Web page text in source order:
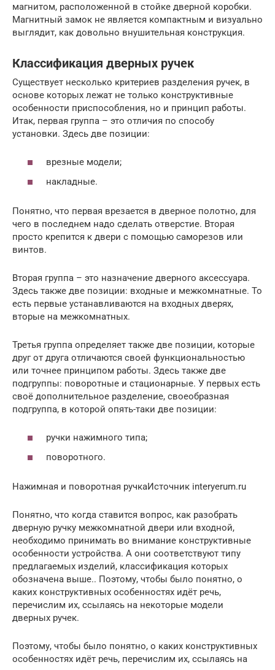
магнитом, расположенной в стойке дверной коробки.
Магнитный замок не является компактным и визуально
выглядит, как довольно внушительная конструкция.
Классификация дверных ручек
Существует несколько критериев разделения ручек, в
основе которых лежат не только конструктивные
особенности приспособления, но и принцип работы.
Итак, первая группа – это отличия по способу
установки. Здесь две позиции:
врезные модели;
накладные.
Понятно, что первая врезается в дверное полотно, для
чего в последнем надо сделать отверстие. Вторая
просто крепится к двери с помощью саморезов или
винтов.
Вторая группа – это назначение дверного аксессуара.
Здесь также две позиции: входные и межкомнатные. То
есть первые устанавливаются на входных дверях,
вторые на межкомнатных.
Третья группа определяет также две позиции, которые
друг от друга отличаются своей функциональностью
или точнее принципом работы. Здесь также две
подгруппы: поворотные и стационарные. У первых есть
своё дополнительное разделение, своеобразная
подгруппа, в которой опять-таки две позиции:
ручки нажимного типа;
поворотного.
Нажимная и поворотная ручкаИсточник interyerum.ru
Понятно, что когда ставится вопрос, как разобрать
дверную ручку межкомнатной двери или входной,
необходимо принимать во внимание конструктивные
особенности устройства. А они соответствуют типу
предлагаемых изделий, классификация которых
обозначена выше.. Поэтому, чтобы было понятно, о
каких конструктивных особенностях идёт речь,
перечислим их, ссылаясь на некоторые модели
дверных ручек.
Поэтому, чтобы было понятно, о каких конструктивных
особенностях идёт речь, перечислим их, ссылаясь на